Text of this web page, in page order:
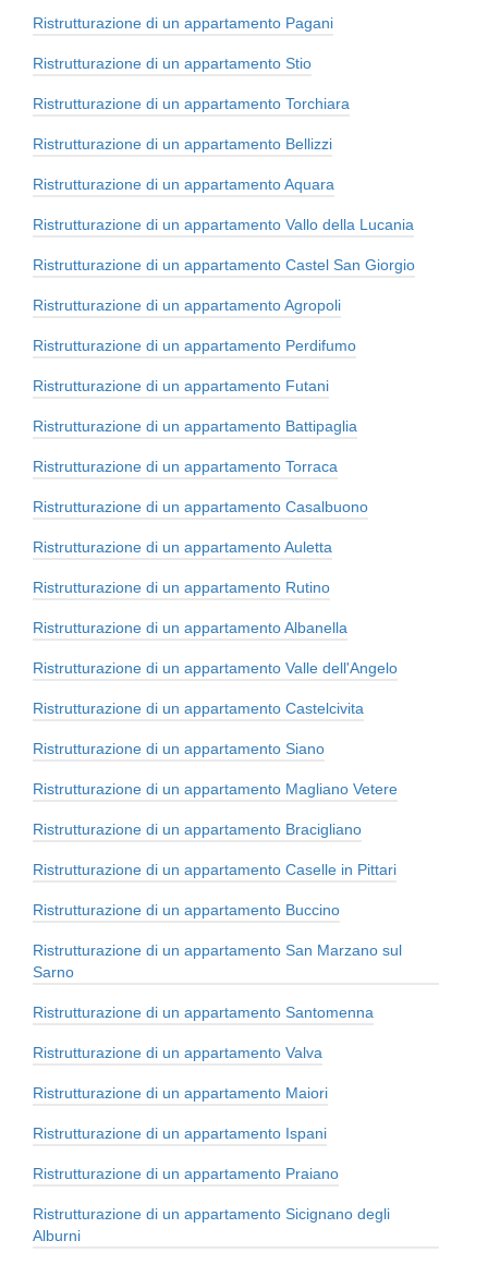
Ristrutturazione di un appartamento Pagani
Ristrutturazione di un appartamento Stio
Ristrutturazione di un appartamento Torchiara
Ristrutturazione di un appartamento Bellizzi
Ristrutturazione di un appartamento Aquara
Ristrutturazione di un appartamento Vallo della Lucania
Ristrutturazione di un appartamento Castel San Giorgio
Ristrutturazione di un appartamento Agropoli
Ristrutturazione di un appartamento Perdifumo
Ristrutturazione di un appartamento Futani
Ristrutturazione di un appartamento Battipaglia
Ristrutturazione di un appartamento Torraca
Ristrutturazione di un appartamento Casalbuono
Ristrutturazione di un appartamento Auletta
Ristrutturazione di un appartamento Rutino
Ristrutturazione di un appartamento Albanella
Ristrutturazione di un appartamento Valle dell'Angelo
Ristrutturazione di un appartamento Castelcivita
Ristrutturazione di un appartamento Siano
Ristrutturazione di un appartamento Magliano Vetere
Ristrutturazione di un appartamento Bracigliano
Ristrutturazione di un appartamento Caselle in Pittari
Ristrutturazione di un appartamento Buccino
Ristrutturazione di un appartamento San Marzano sul
Sarno
Ristrutturazione di un appartamento Santomenna
Ristrutturazione di un appartamento Valva
Ristrutturazione di un appartamento Maiori
Ristrutturazione di un appartamento Ispani
Ristrutturazione di un appartamento Praiano
Ristrutturazione di un appartamento Sicignano degli
Alburni